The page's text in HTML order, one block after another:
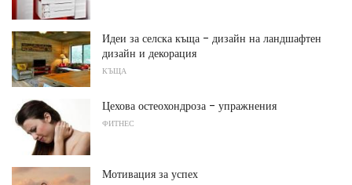
Идеи за селска къща - дизайн на ландшафтен
дизайн и декорация
КЪЩА
Цехова остеохондроза - упражнения
ФИТНЕС
Мотивация за успех